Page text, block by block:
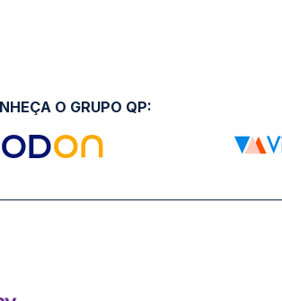
O GRUPO QP: